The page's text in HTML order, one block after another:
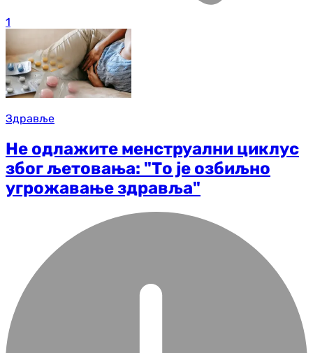
1
Здравље
Не одлажите менструални циклус
због љетовања: "То је озбиљно
угрожавање здравља"